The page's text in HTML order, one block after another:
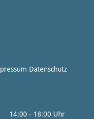
Datenschutz
Uhr